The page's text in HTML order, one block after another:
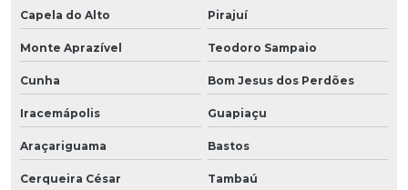
Capela do Alto Pirajuí
Monte Aprazível Teodoro Sampaio
Cunha Bom Jesus dos Perdões
Iracemápolis Guapiaçu
Araçariguama Bastos
Cerqueira César Tambaú